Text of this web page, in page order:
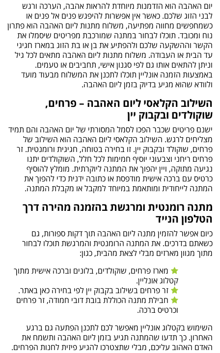
יום האהבה הוא הזדמנות מיוחדת להראות אהבה, הערכה ורגש
לבני הזוג שלכם. כאשר אין אפשרות להיפגש פנים אל פנים או
כשמחפשים מחווה מפתיעה, משלוח מתנות ליום האהבה הוא פתרון
נוח ומכובד. תוכלו לבחור במתנה שמורכבת מפריטים שיסמלו את
הקשר וההשקעה שלכם ולהפתיע את בן או בת הזוג במארז חגיגי
עד הבית או העבודה. משלוח מתנות ליום האהבה מתאים לכל גיל
וניתן להתאים אותו גם לפי סגנון אישי, תחביבים או טעמים.
באמצעות הזמנה אונליין תוכלו לתכנן את המשלוח מבעוד מועד
ולוודא שהוא מגיע בדיוק בזמן ליום האהבה.
השילוב הקלאסי ליום האהבה – פרחים,
שוקולדים ובקבוק יין
ישנם פריטים שכבר הפכו לסמל המסורתי של יום האהבה והם תמיד
מצליחים לרגש. השילוב הקלאסי ליום האהבה הוא השילוב של
פרחים, שוקולד ובקבוק יין. זו בחירה בטוחה, חגיגית ורומנטית. זר
פרחים ריחני וצבעוני יוסיף חמימות לכל חלל, השוקולדים יתנו
נגיעה מתוקה, ויין יהפוך את המתנה ליוקרתית. מומלץ להוסיף
כרטיס עם ברכה אישית מודפסת או כתובה ידנית כדי להפוך את
המתנה לייחודית ומותאמת במיוחד למקבל או מקבלת המתנה.
מתנה רומנטית ומרגשת בהזמנה מהירה דרך
הטלפון הנייד
כיום אפשר להזמין מתנה ליום האהבה תוך דקות ספורות, גם
כשאתם בדרכים. את המתנה הרומנטית והמרגשת תוכלו לבחור
מתוך מגוון מארזים מבלי לצאת מהבית, כגון:
מארז פרחים, שוקולדים, בלונים וברכה אישית מתוך
קטלוג אונליין.
זר פרחים בשילוב בקבוק יין לפי בחירה כאן באתר.
חבילת מתנה הכוללת בובת דובי חמודה, זר פרחים
וכרטיס ברכה.
השימוש בקטלוג אונליין מאפשר לכם לתכנן הפתעה גם ברגע
האחרון. כך תדעו שהמתנה תגיע בזמן ליום האהבה ותשמח את
האדם האהוב עליכם, מבלי שתצטרכו להגיע פיזית לחנות הפרחים.